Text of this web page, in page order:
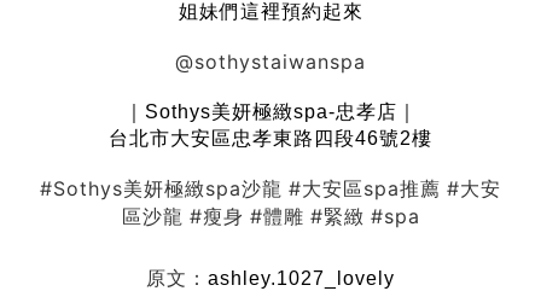
姐妹們這裡預約起來
@sothystaiwanspa
｜Sothys美妍極緻spa-忠孝店｜
台北市大安區忠孝東路四段46號2樓
#Sothys美妍極緻spa沙龍 #大安區spa推薦 #大安
區沙龍 #瘦身 #體雕 #緊緻 #spa
原文： ashley.1027_lovely